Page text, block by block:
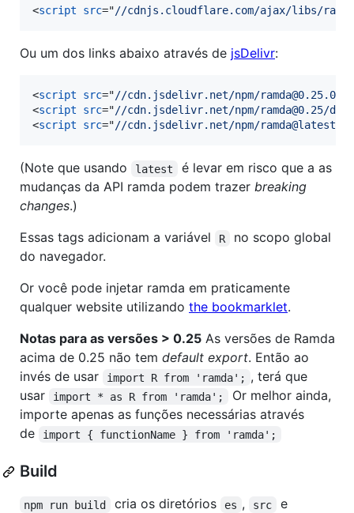
<script src="//cdnjs.cloudflare.com/ajax/libs/
Ou um dos links abaixo através de jsDelivr:
<script src="//cdn.jsdelivr.net/npm/ramda@0.25.0/
<script src="//cdn.jsdelivr.net/npm/ramda@0.25/
<script src="//cdn.jsdelivr.net/npm/ramda@latest/
(Note que usando latest
é levar em risco que a as
mudanças da API ramda podem trazer breaking
changes.)
Essas tags adicionam a variável
R
no scopo global
do navegador.
Or você pode injetar ramda em praticamente
qualquer website utilizando the bookmarklet.
Notas para as versões > 0.25 As versões de Ramda
acima de 0.25 não tem default export. Então ao
invés de usar
import R from 'ramda'; , terá que
usar
import * as R from 'ramda';
Or melhor ainda,
importe apenas as funções necessárias através
de
import { functionName } from 'ramda';
Build
npm run build cria os diretórios es , src
e